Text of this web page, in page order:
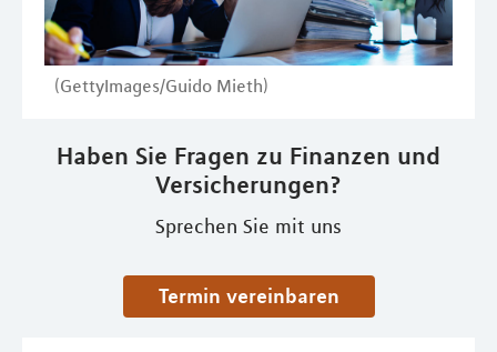
(GettyImages/Guido Mieth)
Haben Sie Fragen zu Finanzen und
Versicherungen?
Sprechen Sie mit uns
Termin vereinbaren